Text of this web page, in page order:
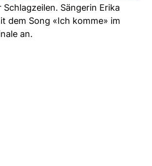
Sängerin Erika
dem Song «Ich komme» im
an.